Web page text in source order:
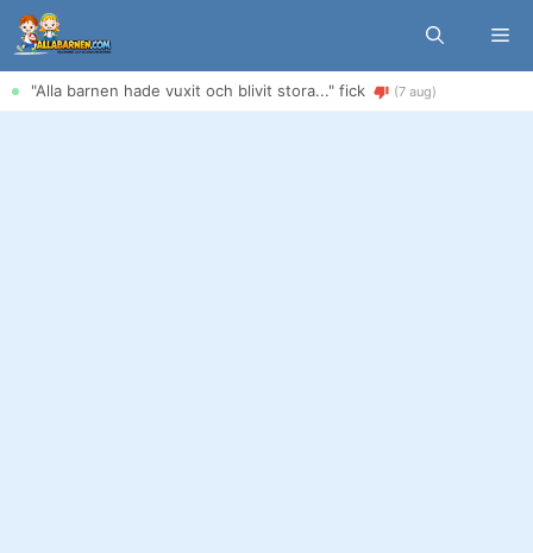
Hoppa
till
innehåll
"Alla barnen hade vuxit och blivit stora..." fick (7 aug)